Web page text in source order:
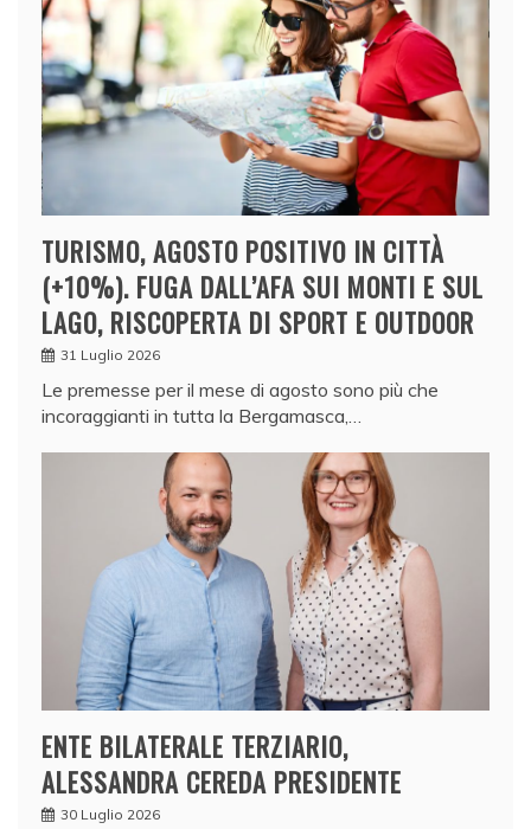
TURISMO, AGOSTO POSITIVO IN CITTÀ
(+10%). FUGA DALL’AFA SUI MONTI E SUL
LAGO, RISCOPERTA DI SPORT E OUTDOOR
31 Luglio 2026
Le premesse per il mese di agosto sono più che
incoraggianti in tutta la Bergamasca,…
ENTE BILATERALE TERZIARIO,
ALESSANDRA CEREDA PRESIDENTE
30 Luglio 2026